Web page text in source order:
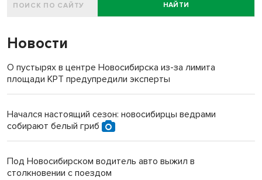
НАЙТИ
Новости
О пустырях в центре Новосибирска из-за лимита
площади КРТ предупредили эксперты
Начался настоящий сезон: новосибирцы ведрами
собирают белый гриб
Под Новосибирском водитель авто выжил в
столкновении с поездом